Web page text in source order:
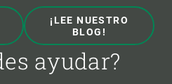
¡LEE NUESTRO
BLOG!
ayudar?